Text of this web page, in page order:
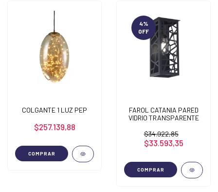
COLGANTE 1 LUZ PEP
$257.139,88
COMPRAR
4%
OFF
FAROL CATANIA PARED
VIDRIO TRANSPARENTE
$34.922,85
$33.593,35
COMPRAR